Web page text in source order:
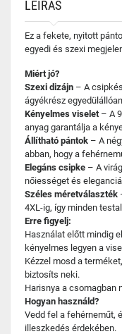
LEÍRÁS
Ez a fekete, nyitott
egyedi és szexi
Miért jó?
Szexi dizájn – A
ágyékrész
Kényelmes viselet– A
anyag garantálja a
Állítható pántok – A
abban, hogy a
Elegáns csipke – A
nőiességet és
Széles méretválaszték
4XL-ig, így minden
Erre figyelj:
Használat előtt mindig
kényelmes legyen a
Kézzel mosd a
biztosíts neki.
Harisnya a csomagban
Hogyan használd?
Vedd fel a fehérneműt,
illeszkedés érdekében.